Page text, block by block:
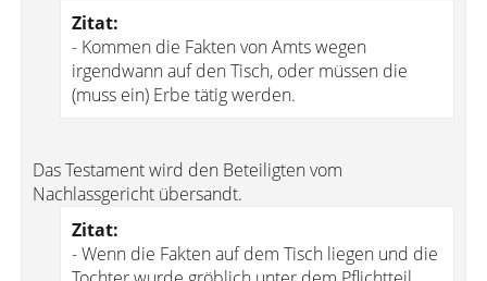
Zitat:
- Kommen die Fakten von Amts wegen
irgendwann auf den Tisch, oder müssen die
(muss ein) Erbe tätig werden.
Das Testament wird den Beteiligten vom
Nachlassgericht übersandt.
Zitat:
- Wenn die Fakten auf dem Tisch liegen und die